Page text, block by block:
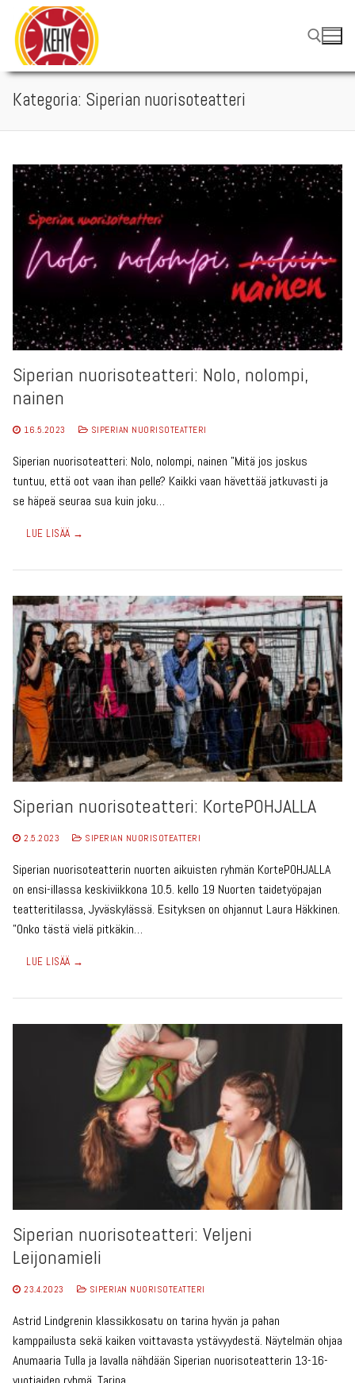
Hyppää
sisältöön
Hae:
Kategoria: Siperian nuorisoteatteri
Siperian nuorisoteatteri: Nolo, nolompi,
nainen
16.5.2023 SIPERIAN NUORISOTEATTERI
Siperian nuorisoteatteri: Nolo, nolompi, nainen ”Mitä jos joskus
tuntuu, että oot vaan ihan pelle? Kaikki vaan hävettää jatkuvasti ja
se häpeä seuraa sua kuin joku…
LUE LISÄÄ →
Siperian nuorisoteatteri: KortePOHJALLA
2.5.2023 SIPERIAN NUORISOTEATTERI
Siperian nuorisoteatterin nuorten aikuisten ryhmän KortePOHJALLA
on ensi-illassa keskiviikkona 10.5. kello 19 Nuorten taidetyöpajan
teatteritilassa, Jyväskylässä. Esityksen on ohjannut Laura Häkkinen.
”Onko tästä vielä pitkäkin…
LUE LISÄÄ →
Siperian nuorisoteatteri: Veljeni
Leijonamieli
23.4.2023 SIPERIAN NUORISOTEATTERI
Astrid Lindgrenin klassikkosatu on tarina hyvän ja pahan
kamppailusta sekä kaiken voittavasta ystävyydestä. Näytelmän ohjaa
Anumaaria Tulla ja lavalla nähdään Siperian nuorisoteatterin 13-16-